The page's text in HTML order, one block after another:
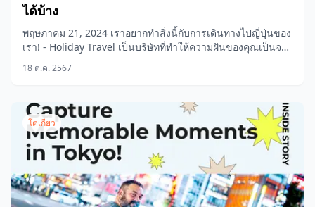
ได้บ้าง
พฤษภาคม 21, 2024 เราอยากทำสิ่งนี้กับการเดินทางไปญี่ปุ่นของ
เรา! - Holiday Travel เป็นบริษัทที่ทำให้ความฝันของคุณเป็นจริง
18 ต.ค. 2567
โตเกียว